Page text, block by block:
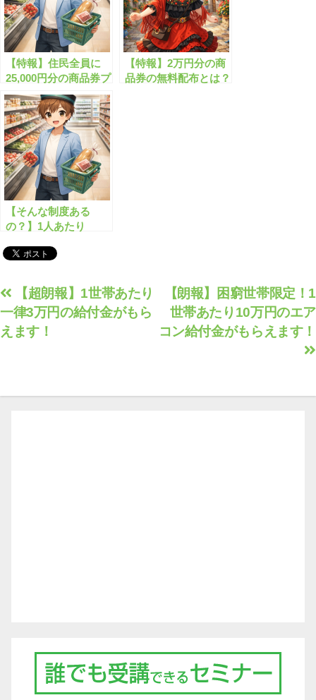
【特報】住民全員に
25,000円分の商品券プ
レゼントとは？
【特報】2万円分の商
品券の無料配布とは？
【そんな制度ある
の？】1人あたり
配布される制度とは？
投
稿
ナ
【朗報】困窮世帯限定！1
世帯あたり10万円のエア
コン給付金がもらえます！
【超朗報】1世帯あたり
一律3万円の給付金がもら
えます！